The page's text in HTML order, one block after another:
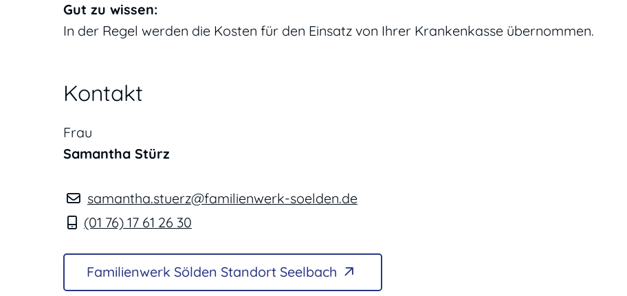
Gut zu wissen:
In der Regel werden die Kosten für den Einsatz von Ihrer Krankenkasse übernommen.
Kontakt
Frau
Samantha Stürz
Familienwerk Sölden Standort Seelbach
samantha.stuerz@familienwerk-soelden.de
(01 76) 17 61 26 30